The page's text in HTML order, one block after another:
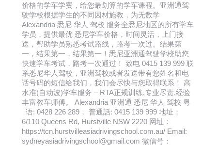
价格的学车学费，给您最划算的学车课程。亚洲通驾
驶学校根据学生的不同因材施教，为无数学
Alexandria 悉尼 华人 驾校 服务全悉尼地区的所有学车
学员，提供最优 悉尼学车价格，时间灵活，上门接
送，帮助学员熟悉考试路线，路考一次过。结果第
一，结果第一，结果第一！悉尼亚洲通驾驶学校助您
快速学车考试，路考一次通过！ 致电 0415 139 999 联
系悉尼华人驾校，亚洲驾校或者发送带有您姓名和电
话号码的短信给我们，我们会尽快与您取得联系！ 高
水准(自动波)学车服务 – RTA正规训练,专业尽责,经验
丰富教车师傅。 Alexandria 亚洲通 悉尼 华人 驾校 粤
语: 0428 226 289， 普通話: 0415 139 999 地址：
6/110 Queens Rd, Hurstville NSW 2220 网址：
https://tcn.hurstvilleasiadrivingschool.com.au/ Email:
sydneyasiadrivingschool@gmail.com 微信号：